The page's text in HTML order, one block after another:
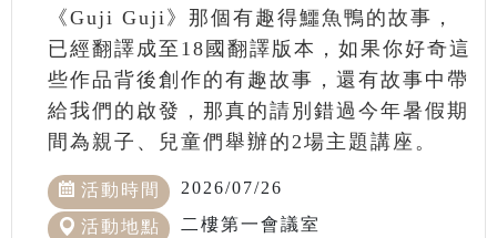
《Guji Guji》那個有趣得鱷魚鴨的故事，
已經翻譯成至18國翻譯版本，如果你好奇這
些作品背後創作的有趣故事，還有故事中帶
給我們的啟發，那真的請別錯過今年暑假期
間為親子、兒童們舉辦的2場主題講座。
活動時間 2026/07/26
活動地點 二樓第一會議室